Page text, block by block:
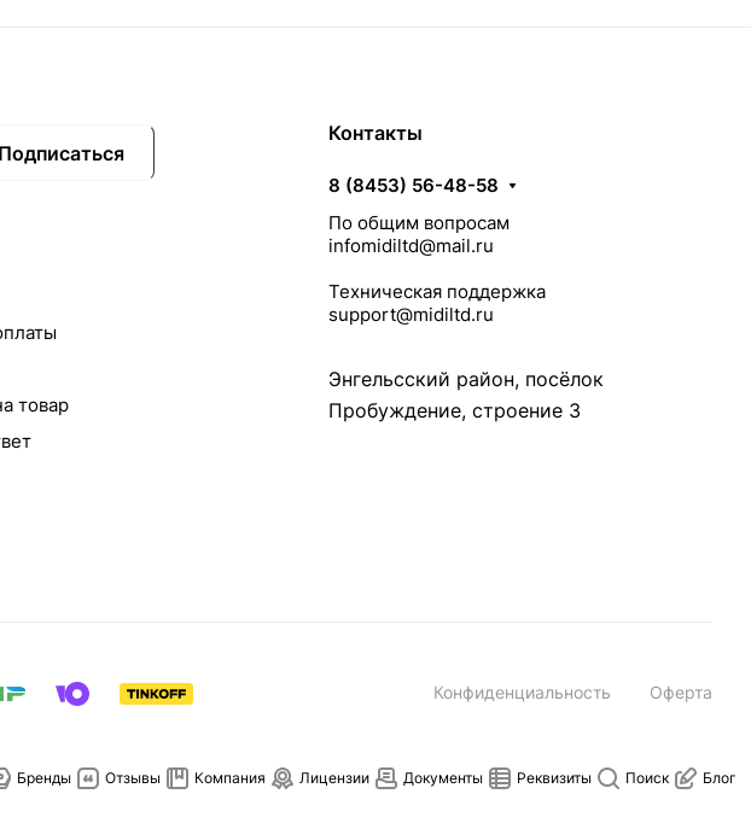
Подписаться
товар
Контакты
8 (8453) 56-48-58
По общим вопросам
infomidiltd@mail.ru
Техническая поддержка
support@midiltd.ru
Энгельсский район, посёлок
Пробуждение, строение 3
Конфиденциальность Оферта
Бренды Отзывы Компания Лицензии Документы Реквизиты Поиск
Блог